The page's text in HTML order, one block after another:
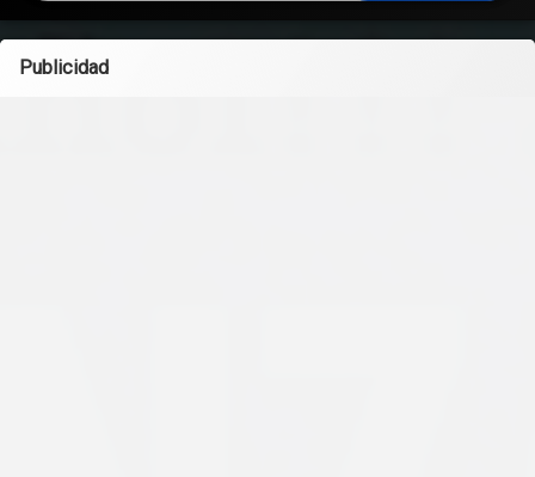
Publicidad